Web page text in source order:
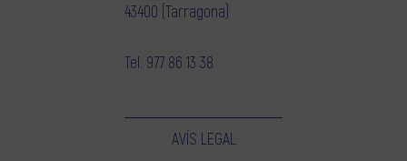
43400 (Tarragona)
Tel. 977 86 13 38
AVÍS LEGAL